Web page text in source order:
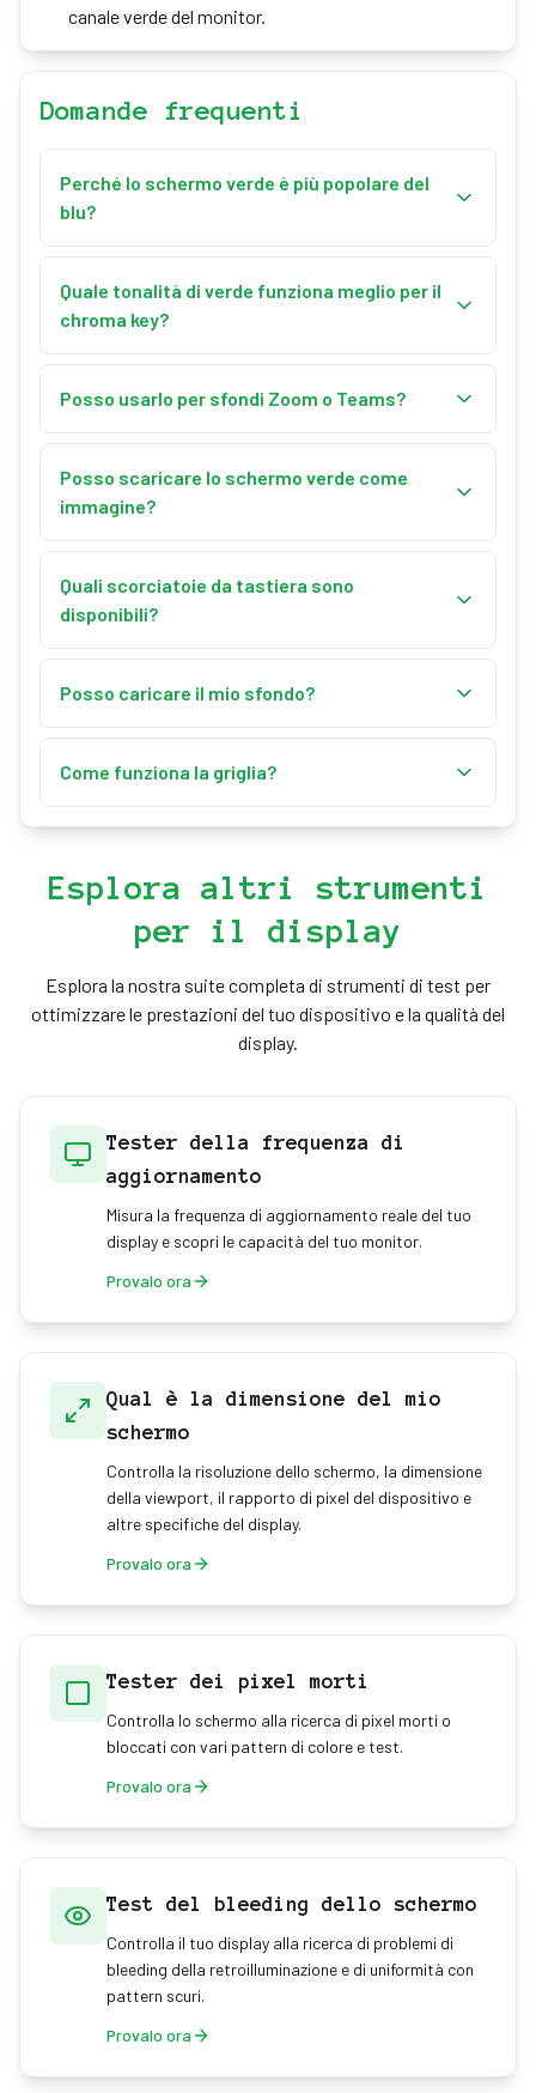
canale verde del monitor.
Domande frequenti
Perché lo schermo verde è più popolare del
blu?
Il verde richiede meno luce e è meno comune nei toni
della pelle e nell'abbigliamento. Le fotocamere
digitali sono anche più sensibili al verde, fornendo
Quale tonalità di verde funziona meglio per il
chroma key?
Il chroma verde (#00B140) è lo standard
professionale. La chiave è un'illuminazione uniforme
Posso usarlo per sfondi Zoom o Teams?
Sì! Visualizza lo schermo verde a schermo intero su
un monitor secondario, poi usa la funzione chroma
key del tuo software video.
Posso scaricare lo schermo verde come
immagine?
Sì! Seleziona la risoluzione desiderata o inserisci
dimensioni personalizzate, poi clicca su "Scarica".
L'immagine verrà salvata come PNG.
Quali scorciatoie da tastiera sono
disponibili?
"F" per schermo intero, frecce per cambiare colore,
"R" per ripristinare, "D" per scaricare, "G" per la griglia.
Posso caricare il mio sfondo?
Sì! Usa "Carica il tuo sfondo" per impostare qualsiasi
immagine come sfondo. Formati supportati: JPG,
Come funziona la griglia?
fornisce una sovrapposizione di 40×40 pixel per
l'allineamento e la misurazione.
Esplora altri strumenti
per il display
Esplora la nostra suite completa di strumenti di test per
ottimizzare le prestazioni del tuo dispositivo e la qualità del
display.
Tester della frequenza di
aggiornamento
Misura la frequenza di aggiornamento reale del tuo
display e scopri le capacità del tuo monitor.
Provalo ora
Qual è la dimensione del mio
schermo
Controlla la risoluzione dello schermo, la dimensione
della viewport, il rapporto di pixel del dispositivo e
altre specifiche del display.
Provalo ora
Tester dei pixel morti
Controlla lo schermo alla ricerca di pixel morti o
bloccati con vari pattern di colore e test.
Provalo ora
Test del bleeding dello schermo
Controlla il tuo display alla ricerca di problemi di
bleeding della retroilluminazione e di uniformità con
pattern scuri.
Provalo ora